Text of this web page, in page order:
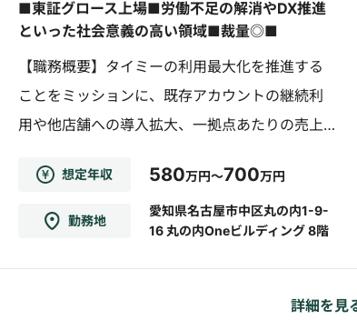
■東証グロース上場■労働不足の解消やDX推進
といった社会意義の高い領域■裁量◎■
【職務概要】タイミーの利用最大化を推進する
ことをミッションに、既存アカウントの継続利
用や他店舗への導入拡大、一拠点あたりの売上
フィールドセールスが受注した案件を引き継
ぎ、コンサルティングの実行●担当クライアン
トへの経営課題、人材課題のヒアリング●担当
クライアントの課題を解決するための施策検
想定年収 580万円～700万円
勤務地
愛知県名古屋市中区丸の内1-9-
16 丸の内Oneビルディング 8階
詳細を見